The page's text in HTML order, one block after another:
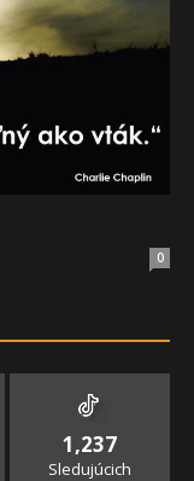
0
1,237
Sledujúcich